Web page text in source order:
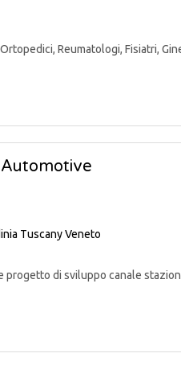
Reumatologi, Fisiatri,
TuscanyVeneto
progetto di sviluppo canale